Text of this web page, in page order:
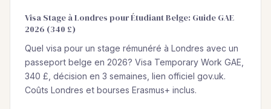
Visa Stage à Londres pour Étudiant Belge: Guide GAE
2026 (340 £)
Quel visa pour un stage rémunéré à Londres avec un
passeport belge en 2026? Visa Temporary Work GAE,
340 £, décision en 3 semaines, lien officiel gov.uk.
Coûts Londres et bourses Erasmus+ inclus.